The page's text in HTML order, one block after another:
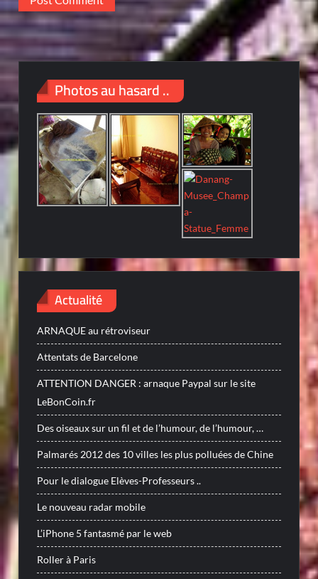
Photos au hasard ..
Actualité
ARNAQUE au rétroviseur
Attentats de Barcelone
ATTENTION DANGER : arnaque Paypal sur le site
LeBonCoin.fr
Des oiseaux sur un fil et de l’humour, de l’humour, …
Palmarés 2012 des 10 villes les plus polluées de Chine
Pour le dialogue Elèves-Professeurs ..
Le nouveau radar mobile
L’iPhone 5 fantasmé par le web
Roller à Paris